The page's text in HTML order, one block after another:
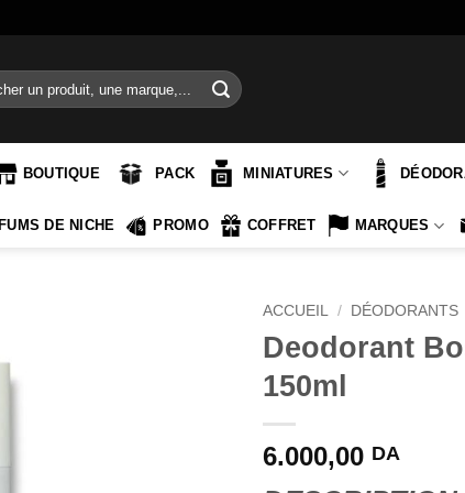
BOUTIQUE PACK MINIATURES
DE NICHE PROMO COFFRET MARQUES
ACCUEIL / DÉODORANTS
Deodorant
150ml
6.000,00 DA